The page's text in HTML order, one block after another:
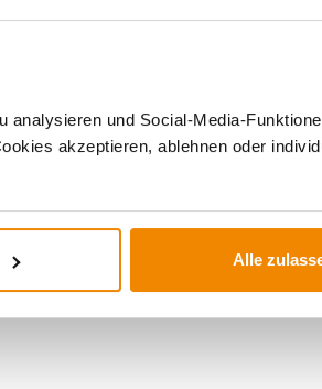
und Social-Media-
akzeptieren, ablehnen oder
Alle
Fernbedienung
und Betriebsdauer
Bedürfnissen. In
mit Ihrem
Raumtemperatur zu